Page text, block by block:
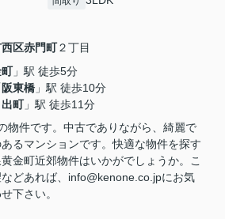
区赤門町２丁目
」駅 徒歩5分
阪東橋 」駅 徒歩10分
出町」駅 徒歩11分
物件です。中古でありながら、綺麗で
るマンションです。快適な物件を探す
金町近郊物件はいかがでしょうか。こ
どあれば、info@kenone.co.jpにお気
下さい。